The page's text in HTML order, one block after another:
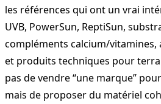
les références qui ont un vrai
UVB, PowerSun, ReptiSun,
compléments calcium/vitamines,
et produits techniques pour
pas de vendre “une marque”
mais de proposer du matériel